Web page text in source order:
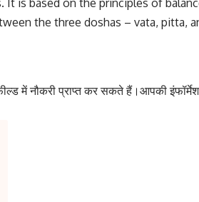
the three doshas – vata, pitta,
में नौकरी प्राप्त कर सकते हैं।आपकी